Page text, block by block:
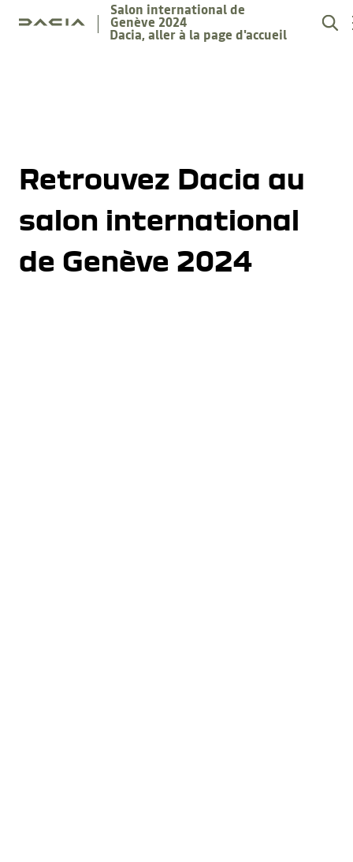
Salon international de
Genève 2024
Dacia, aller à la page d'accueil
Retrouvez Dacia au
salon international
de Genève 2024